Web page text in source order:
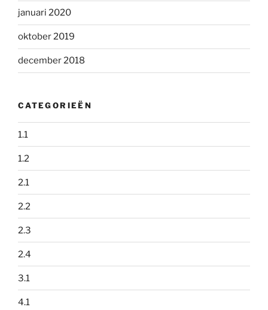
januari 2020
oktober 2019
december 2018
CATEGORIEËN
1.1
1.2
2.1
2.2
2.3
2.4
3.1
4.1